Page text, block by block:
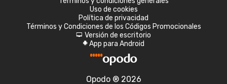
Uso de cookies
Política de privacidad
Términos y Condiciones de los Códigos Promocionales
d Versión de escritorio
A App para Android
Opodo ® 2026